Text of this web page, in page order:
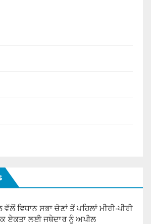
ਵਿਧਾਨ ਸਭਾ ਚੋਣਾਂ ਤੋਂ ਪਹਿਲਾਂ ਮੀਰੀ-ਪੀਰੀ
ਏਕਤਾ ਲਈ ਜਥੇਦਾਰ ਨੂੰ ਅਪੀਲ